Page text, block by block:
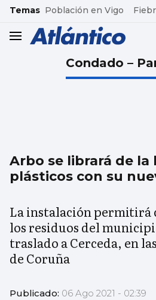
common.go-to-content
Temas Población en Vigo
header.menu.open
Condado –
Arbo se librará de la
plásticos con su
La instalación permitirá
los residuos del
traslado a Cerceda, en
de Coruña
Publicado: 06 Ago 2021 - 02:39